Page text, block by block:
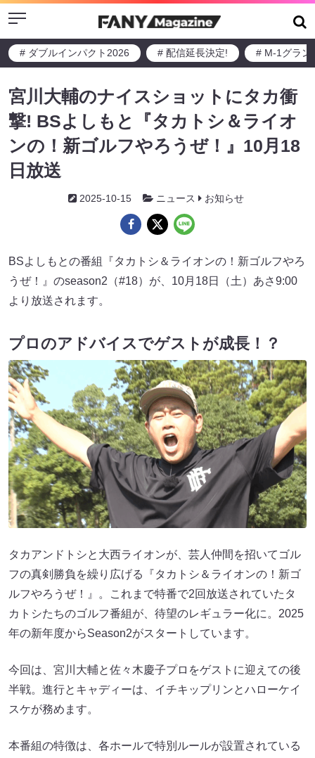
Menu
# ダブルインパクト2026 # 配信延長決定! # M-1グラン
宮川大輔のナイスショットにタカ衝
撃! BSよしもと『タカトシ＆ライオ
ンの！新ゴルフやろうぜ！』10月18
日放送
2025-10-15 ニュース お知らせ
BSよしもとの番組『タカトシ＆ライオンの！新ゴルフやろ
うぜ！』のseason2（#18）が、10月18日（土）あさ9:00
より放送されます。
プロのアドバイスでゲストが成長！？
タカアンドトシと大西ライオンが、芸人仲間を招いてゴル
フの真剣勝負を繰り広げる『タカトシ＆ライオンの！新ゴ
ルフやろうぜ！』。これまで特番で2回放送されていたタ
カトシたちのゴルフ番組が、待望のレギュラー化に。2025
年の新年度からSeason2がスタートしています。
今回は、宮川大輔と佐々木慶子プロをゲストに迎えての後
半戦。進行とキャディーは、イチキップリンとハローケイ
スケが務めます。
本番組の特徴は、各ホールで特別ルールが設置されている